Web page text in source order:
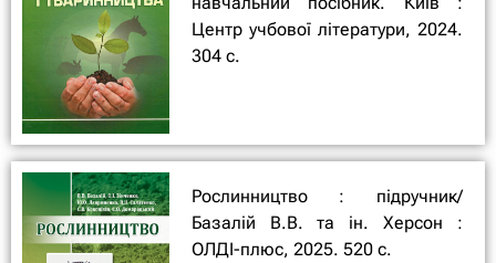
Центр учбової літератури, 2024.
304 с.
Рослинництво : підручник/
Базалій В.В. та ін. Херсон :
ОЛДІ-плюс, 2025. 520 с.